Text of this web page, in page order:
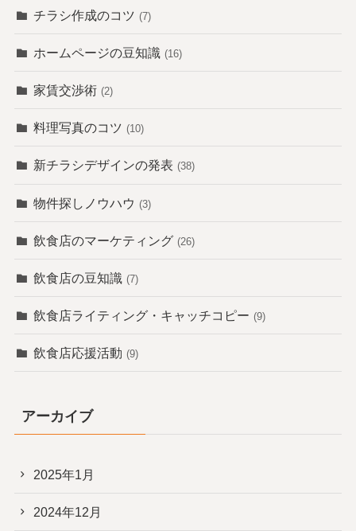
チラシ作成のコツ (7)
ホームページの豆知識 (16)
家賃交渉術 (2)
料理写真のコツ (10)
新チラシデザインの発表 (38)
物件探しノウハウ (3)
飲食店のマーケティング (26)
飲食店の豆知識 (7)
飲食店ライティング・キャッチコピー (9)
飲食店応援活動 (9)
アーカイブ
2025年1月
2024年12月